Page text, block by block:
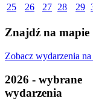
25
26 27 28 29
Znajdź na mapie
Zobacz wydarzenia
2026 - wybrane
wydarzenia